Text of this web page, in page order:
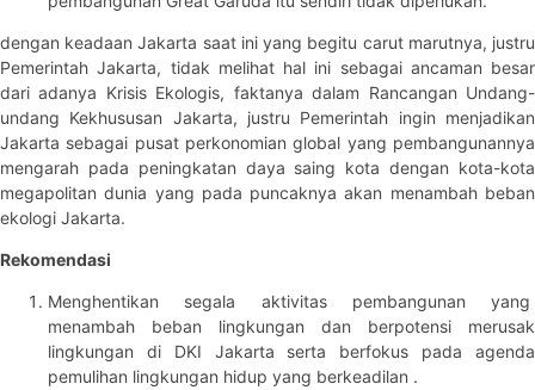
dengan keadaan Jakarta saat ini yang begitu carut marutnya, justru
Pemerintah Jakarta, tidak melihat hal ini sebagai ancaman besar
dari adanya Krisis Ekologis, faktanya dalam Rancangan Undang-
undang Kekhususan Jakarta, justru Pemerintah ingin menjadikan
Jakarta sebagai pusat perkonomian global yang pembangunannya
mengarah pada peningkatan daya saing kota dengan kota-kota
megapolitan dunia yang pada puncaknya akan menambah beban
ekologi Jakarta.
Rekomendasi
Menghentikan segala aktivitas pembangunan yang
menambah beban lingkungan dan berpotensi merusak
lingkungan di DKI Jakarta serta berfokus pada agenda
pemulihan lingkungan hidup yang berkeadilan .